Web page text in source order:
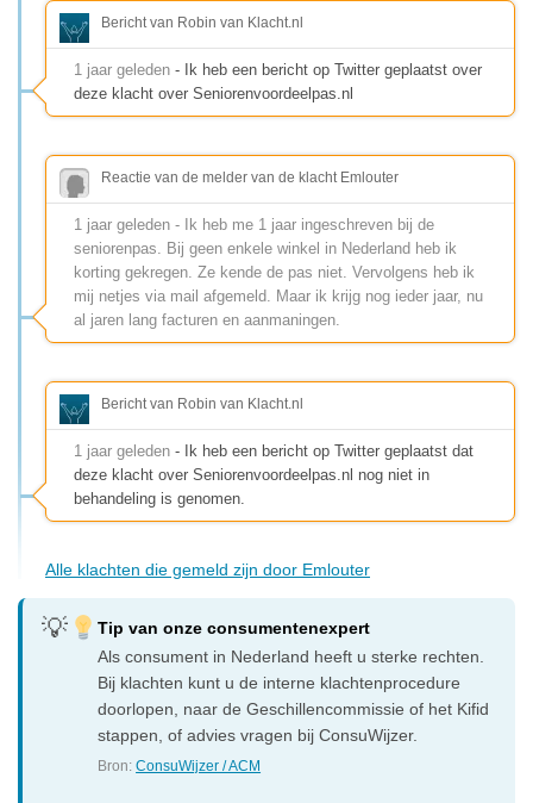
Bericht van Robin van Klacht.nl
1 jaar geleden - Ik heb een bericht op Twitter geplaatst over
deze klacht over Seniorenvoordeelpas.nl
Reactie van de melder van de klacht Emlouter
1 jaar geleden - Ik heb me 1 jaar ingeschreven bij de
seniorenpas. Bij geen enkele winkel in Nederland heb ik
korting gekregen. Ze kende de pas niet. Vervolgens heb ik
mij netjes via mail afgemeld. Maar ik krijg nog ieder jaar, nu
al jaren lang facturen en aanmaningen.
Bericht van Robin van Klacht.nl
1 jaar geleden - Ik heb een bericht op Twitter geplaatst dat
deze klacht over Seniorenvoordeelpas.nl nog niet in
behandeling is genomen.
Alle klachten die gemeld zijn door Emlouter
Tip van onze consumentenexpert
Als consument in Nederland heeft u sterke rechten.
Bij klachten kunt u de interne klachtenprocedure
doorlopen, naar de Geschillencommissie of het Kifid
stappen, of advies vragen bij ConsuWijzer.
Bron:ConsuWijzer / ACM